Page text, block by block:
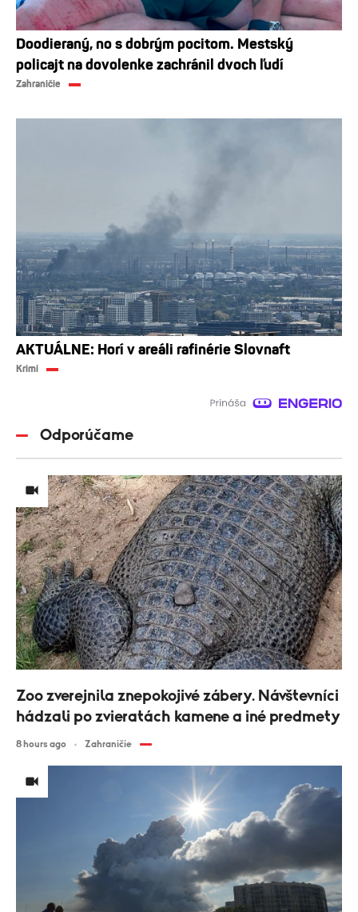
Doodieraný, no s dobrým pocitom. Mestský
policajt na dovolenke zachránil dvoch ľudí
Zahraničie
AKTUÁLNE: Horí v areáli rafinérie Slovnaft
Krimi
Odporúčame
Zoo zverejnila znepokojivé zábery. Návštevníci
hádzali po zvieratách kamene a iné predmety
8 hours ago Zahraničie